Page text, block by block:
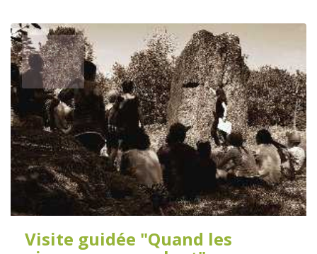
9
AOÛT
2025
Visite guidée "Quand les